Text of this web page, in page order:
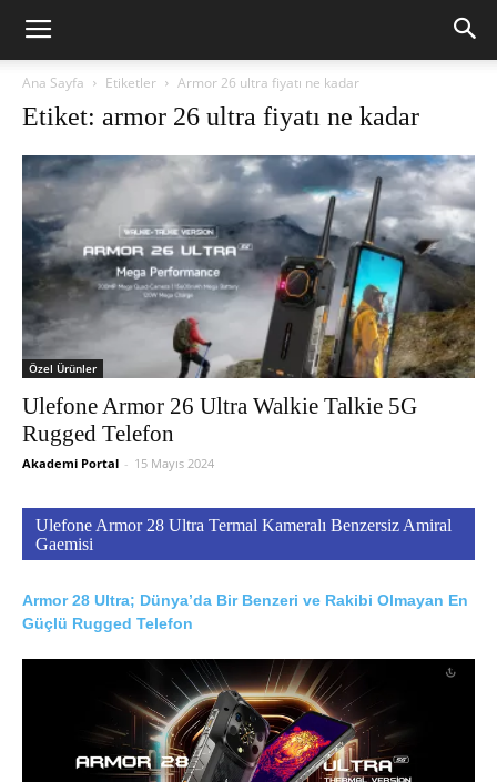
Ana Sayfa Etiketler Armor 26 ultra fiyatı ne kadar
Etiket: armor 26 ultra fiyatı ne kadar
Özel Ürünler
Ulefone Armor 26 Ultra Walkie Talkie 5G
Rugged Telefon
Akademi Portal - 15 Mayıs 2024
Ulefone Armor 28 Ultra Termal Kameralı Benzersiz Amiral
Gaemisi
Armor 28 Ultra; Dünya’da Bir Benzeri ve Rakibi Olmayan En
Güçlü Rugged Telefon